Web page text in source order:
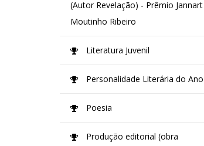
(Autor Revelação) - Prêmio Jannart
Moutinho Ribeiro
Literatura Juvenil
Personalidade Literária do Ano
Poesia
Produção editorial (obra